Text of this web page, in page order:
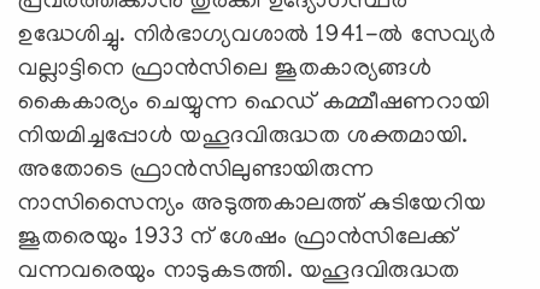
ഉദ്ധേശിച്ചു. നിർഭാഗ്യവശാൽ 1941-ൽ സേവ്യർ
വല്ലാട്ടിനെ ഫ്രാൻസിലെ ജൂതകാര്യങ്ങൾ
കൈകാര്യം ചെയ്യുന്ന ഹെഡ് കമ്മീഷണറായി
നിയമിച്ചപ്പോൾ യഹൂദവിരുദ്ധത ശക്തമായി.
അതോടെ ഫ്രാൻസിലുണ്ടായിരുന്ന
നാസിസൈന്യം അടുത്തകാലത്ത് കുടിയേറിയ
ജൂതരെയും 1933 ന് ശേഷം ഫ്രാൻസിലേക്ക്
വന്നവരെയും നാടുകടത്തി. യഹൂദവിരുദ്ധത